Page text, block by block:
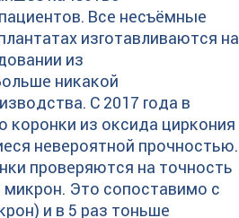
Все несъёмные
изготавливаются на
из
никакой
С 2017 года в
коронки из оксида циркония
невероятной прочностью.
проверяются на точность
Это сопоставимо с
и в 5 раз тоньше